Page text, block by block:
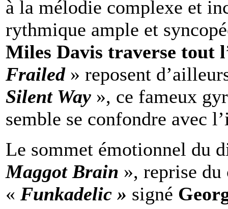
à la mélodie complexe et
rythmique ample et
Miles Davis traverse tout
Frailed » reposent
Silent Way », ce fameux
semble se confondre avec
Le sommet émotionnel du
Maggot Brain », reprise du
« Funkadelic » signé